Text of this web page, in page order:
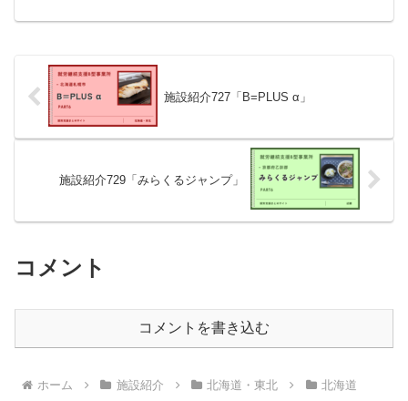
施設紹介727「B=PLUS α」
施設紹介729「みらくるジャンプ」
コメント
コメントを書き込む
ホーム 施設紹介 北海道・東北 北海道